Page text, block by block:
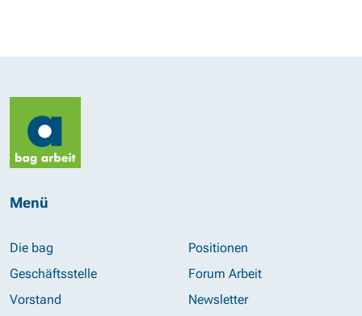
Menü
Die bag
Geschäftsstelle
Vorstand
Positionen
Forum Arbeit
Newsletter